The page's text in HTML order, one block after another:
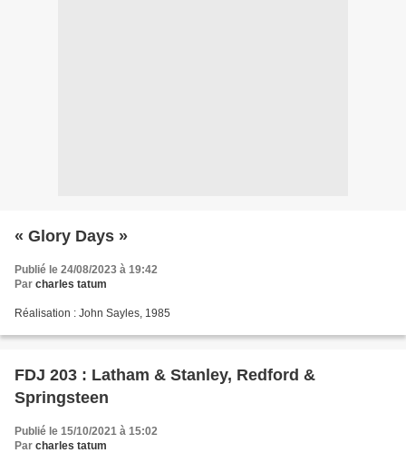
« Glory Days »
Publié le 24/08/2023 à 19:42
Par charles tatum
Réalisation : John Sayles, 1985
FDJ 203 : Latham & Stanley, Redford &
Springsteen
Publié le 15/10/2021 à 15:02
Par charles tatum